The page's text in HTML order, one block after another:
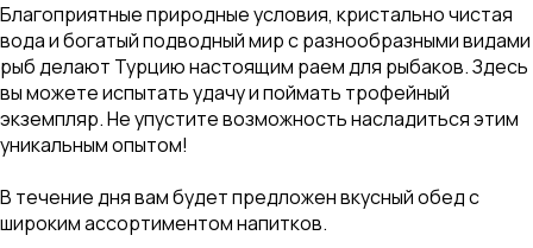
Благоприятные природные условия, кристально чистая
вода и богатый подводный мир с разнообразными видами
рыб делают Турцию настоящим раем для рыбаков. Здесь
вы можете испытать удачу и поймать трофейный
экземпляр. Не упустите возможность насладиться этим
уникальным опытом!
В течение дня вам будет предложен вкусный обед с
широким ассортиментом напитков.